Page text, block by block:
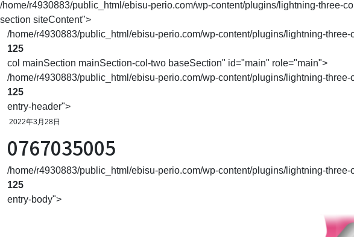
/home/r4930883/public_html/ebisu-perio.com/wp-content/plugins/lightning-three-
section siteContent">
/home/r4930883/public_html/ebisu-perio.com/wp-content/plugins/lightning-
125
col mainSection mainSection-col-two baseSection" id="main" role="main">
/home/r4930883/public_html/ebisu-perio.com/wp-content/plugins/lightning-
125
entry-header">
2022年3月28日
0767035005
/home/r4930883/public_html/ebisu-perio.com/wp-content/plugins/lightning-
125
entry-body">